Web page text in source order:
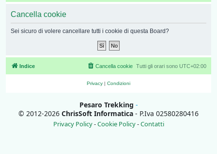
Cancella cookie
Sei sicuro di volere cancellare tutti i cookie di questa Board?
Indice Tutti gli orari sono UTC+02:00
Cancella cookie
Privacy Condizioni
Pesaro Trekking -
© 2012-2026 ChrisSoft Informatica - P.Iva 02580280416
Privacy Policy-Cookie Policy-Contatti